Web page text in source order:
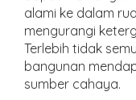
alami ke dalam
mengurangi
Terlebih tidak
bangunan
sumber cahaya.